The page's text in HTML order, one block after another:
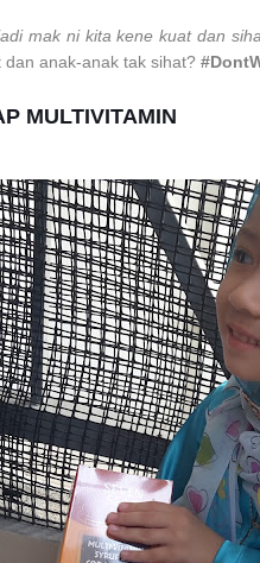
mak ni kita kene kuat dan
anak-anak tak sihat?
MULTIVITAMIN